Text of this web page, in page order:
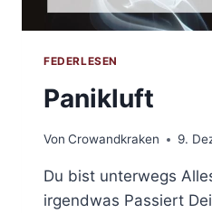
FEDERLESEN
Panikluft
Von Crowandkraken 9.
Du bist unterwegs
irgendwas Passiert